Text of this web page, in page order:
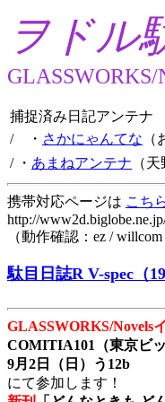
ヲドル
GLASSWORKS/
捕捉済み日記アンテナ
/ ・ さかにゃんてな
/ ・ あまねアンテナ （
携帯対応ページは こち
http://
（動作確認：ez /
駄目日誌R V-spec（
GLASSWORKS/Novels
COMITIA101（東京ビッ
9月2日（日）う12b
にて参加します！